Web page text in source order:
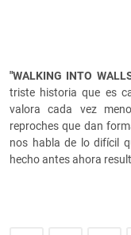
"WALKING INTO
triste historia que es
valora cada vez
reproches que dan
nos habla de lo difícil
hecho antes ahora